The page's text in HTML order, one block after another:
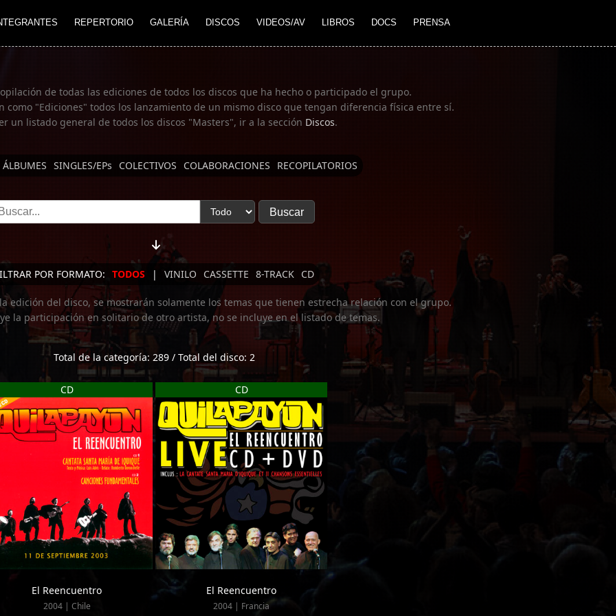
REPERTORIO GALERÍA DISCOS VIDEOS/AV LIBROS DOCS PRENSA
de todas las ediciones de todos los discos que ha hecho o participado el grupo.
como "Ediciones" todos los lanzamiento de un mismo disco que tengan diferencia física entre sí.
un listado general de todos los discos "Masters", ir a la secciónDiscos.
ÁLBUMES SINGLES/EPs COLECTIVOS COLABORACIONES RECOPILATORIOS
POR FORMATO: TODOS | VINILO CASSETTE 8-TRACK CD
edición del disco, se mostrarán solamente los temas que tienen estrecha relación con el grupo.
la participación en solitario de otro artista, no se incluye en el listado de temas.
Total de la categoría: 289 / Total del disco: 2
CD
El Reencuentro
2004 | Chile
CD
El Reencuentro
2004 | Francia